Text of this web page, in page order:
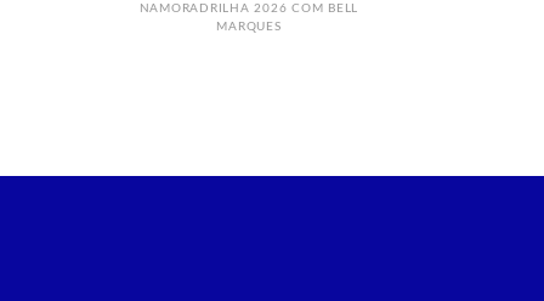
NAMORADRILHA 2026 COM BELL
MARQUES